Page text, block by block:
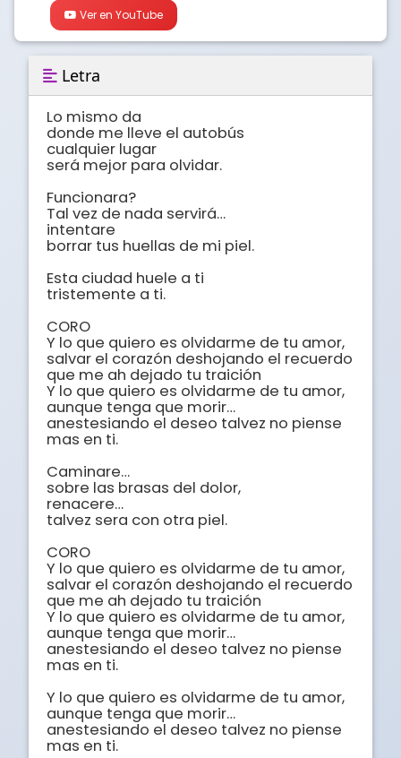
Ver en YouTube
Letra
Lo mismo da
donde me lleve el autobús
cualquier lugar
será mejor para olvidar.
Funcionara?
Tal vez de nada servirá…
intentare
borrar tus huellas de mi piel.
Esta ciudad huele a ti
tristemente a ti.
CORO
Y lo que quiero es olvidarme de tu amor,
salvar el corazón deshojando el recuerdo
que me ah dejado tu traición
Y lo que quiero es olvidarme de tu amor,
aunque tenga que morir…
anestesiando el deseo talvez no piense
mas en ti.
Caminare…
sobre las brasas del dolor,
renacere…
talvez sera con otra piel.
CORO
Y lo que quiero es olvidarme de tu amor,
salvar el corazón deshojando el recuerdo
que me ah dejado tu traición
Y lo que quiero es olvidarme de tu amor,
aunque tenga que morir…
anestesiando el deseo talvez no piense
mas en ti.
Y lo que quiero es olvidarme de tu amor,
aunque tenga que morir…
anestesiando el deseo talvez no piense
mas en ti.